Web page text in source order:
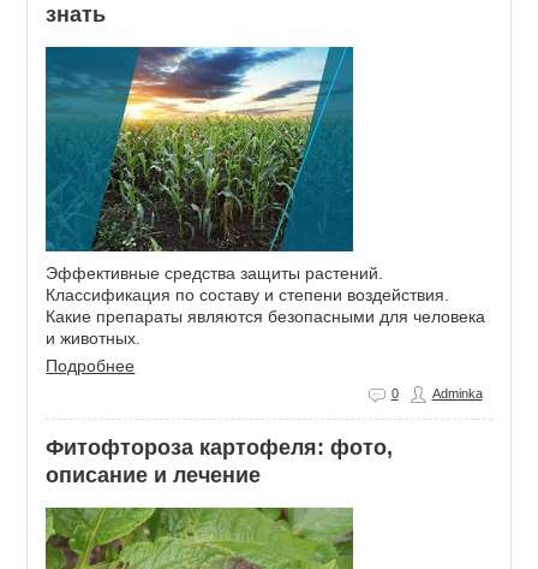
знать
Эффективные средства защиты растений.
Классификация по составу и степени воздействия.
Какие препараты являются безопасными для человека
и животных.
Подробнее
Adminka
0
Фитофтороза картофеля: фото,
описание и лечение